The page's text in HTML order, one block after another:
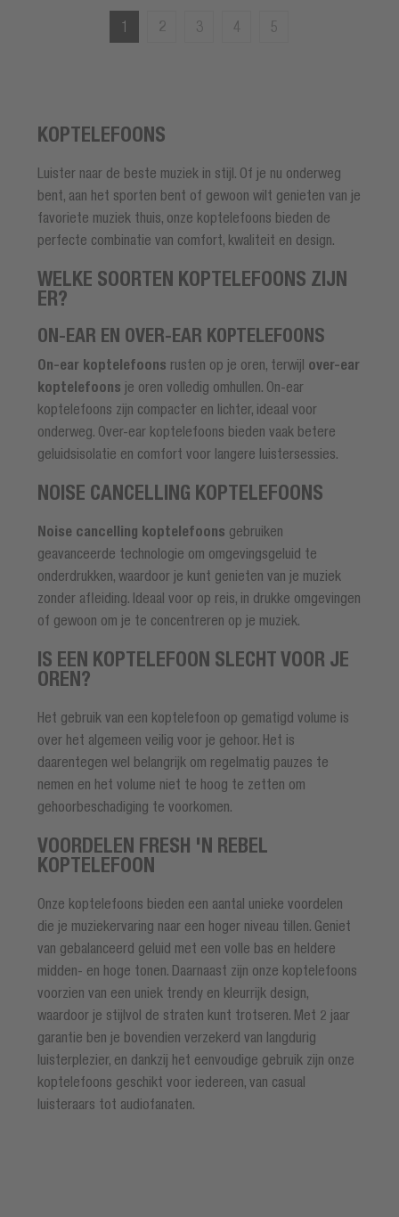
1 2 3 4 5
KOPTELEFOONS
Luister naar de beste muziek in stijl. Of je nu onderweg
bent, aan het sporten bent of gewoon wilt genieten van je
favoriete muziek thuis, onze koptelefoons bieden de
perfecte combinatie van comfort, kwaliteit en design.
WELKE SOORTEN KOPTELEFOONS ZIJN
ER?
ON-EAR EN OVER-EAR KOPTELEFOONS
On-ear koptelefoons rusten op je oren, terwijl over-ear
koptelefoons je oren volledig omhullen. On-ear
koptelefoons zijn compacter en lichter, ideaal voor
onderweg. Over-ear koptelefoons bieden vaak betere
geluidsisolatie en comfort voor langere luistersessies.
NOISE CANCELLING KOPTELEFOONS
Noise cancelling koptelefoons gebruiken
geavanceerde technologie om omgevingsgeluid te
onderdrukken, waardoor je kunt genieten van je muziek
zonder afleiding. Ideaal voor op reis, in drukke omgevingen
of gewoon om je te concentreren op je muziek.
IS EEN KOPTELEFOON SLECHT VOOR JE
OREN?
Het gebruik van een koptelefoon op gematigd volume is
over het algemeen veilig voor je gehoor. Het is
daarentegen wel belangrijk om regelmatig pauzes te
nemen en het volume niet te hoog te zetten om
gehoorbeschadiging te voorkomen.
VOORDELEN FRESH 'N REBEL
KOPTELEFOON
Onze koptelefoons bieden een aantal unieke voordelen
die je muziekervaring naar een hoger niveau tillen. Geniet
van gebalanceerd geluid met een volle bas en heldere
midden- en hoge tonen. Daarnaast zijn onze koptelefoons
voorzien van een uniek trendy en kleurrijk design,
waardoor je stijlvol de straten kunt trotseren. Met 2 jaar
garantie ben je bovendien verzekerd van langdurig
luisterplezier, en dankzij het eenvoudige gebruik zijn onze
koptelefoons geschikt voor iedereen, van casual
luisteraars tot audiofanaten.